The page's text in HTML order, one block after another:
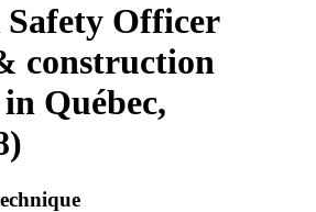
Officer
construction
Québec,
)